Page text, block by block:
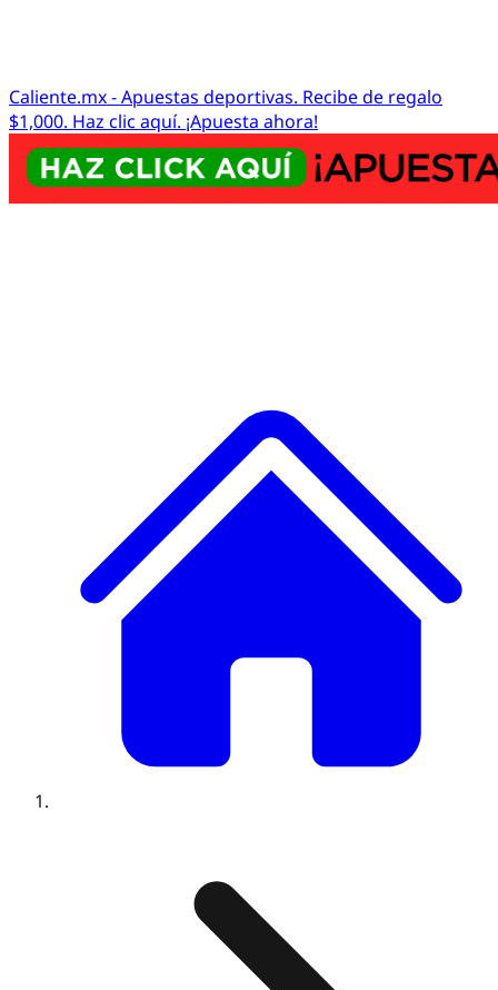
Caliente.mx - Apuestas deportivas. Recibe de regalo
$1,000. Haz clic aquí. ¡Apuesta ahora!